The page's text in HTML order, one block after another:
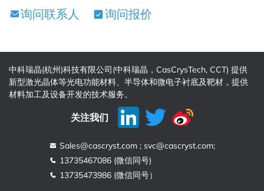
询问联系人 询问报价
中科瑞晶(杭州)科技有限公司(中科瑞晶，CasCrysTech, CCT) 提供
新型激光晶体等光电功能材料、半导体和微电子衬底及靶材，提供
材料加工及设备开发的技术服务。
关注我们
Sales@cascryst.com ; svc@cascryst.com;
13735467086 (微信同号)
13735473986 (微信同号）